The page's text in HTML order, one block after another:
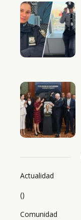
Actualidad
()
Comunidad